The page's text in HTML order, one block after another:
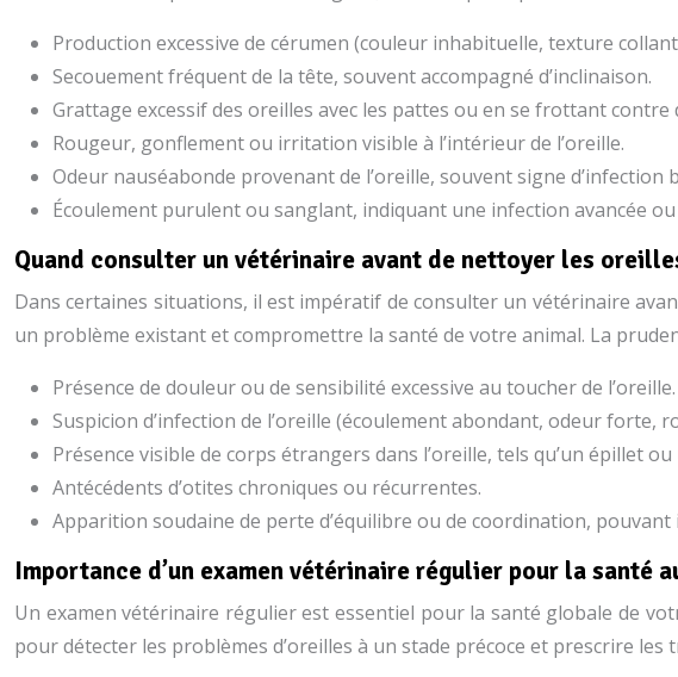
Production excessive de cérumen (couleur inhabituelle, texture
Secouement fréquent de la tête, souvent accompagné d’inclinaison.
Grattage excessif des oreilles avec les pattes ou en se frottant contre
Rougeur, gonflement ou irritation visible à l’intérieur de l’oreille.
Odeur nauséabonde provenant de l’oreille, souvent signe d’infection
Écoulement purulent ou sanglant, indiquant une infection avancée
Quand consulter un vétérinaire avant de nettoyer les
Dans certaines situations, il est impératif de consulter un vétérinaire
un problème existant et compromettre la santé de votre animal. La
Présence de douleur ou de sensibilité excessive au toucher de l’oreille.
Suspicion d’infection de l’oreille (écoulement abondant, odeur forte,
Présence visible de corps étrangers dans l’oreille, tels qu’un épillet ou
Antécédents d’otites chroniques ou récurrentes.
Apparition soudaine de perte d’équilibre ou de coordination,
Importance d’un examen vétérinaire régulier pour la santé
Un examen vétérinaire régulier est essentiel pour la santé globale de
pour détecter les problèmes d’oreilles à un stade précoce et prescrire